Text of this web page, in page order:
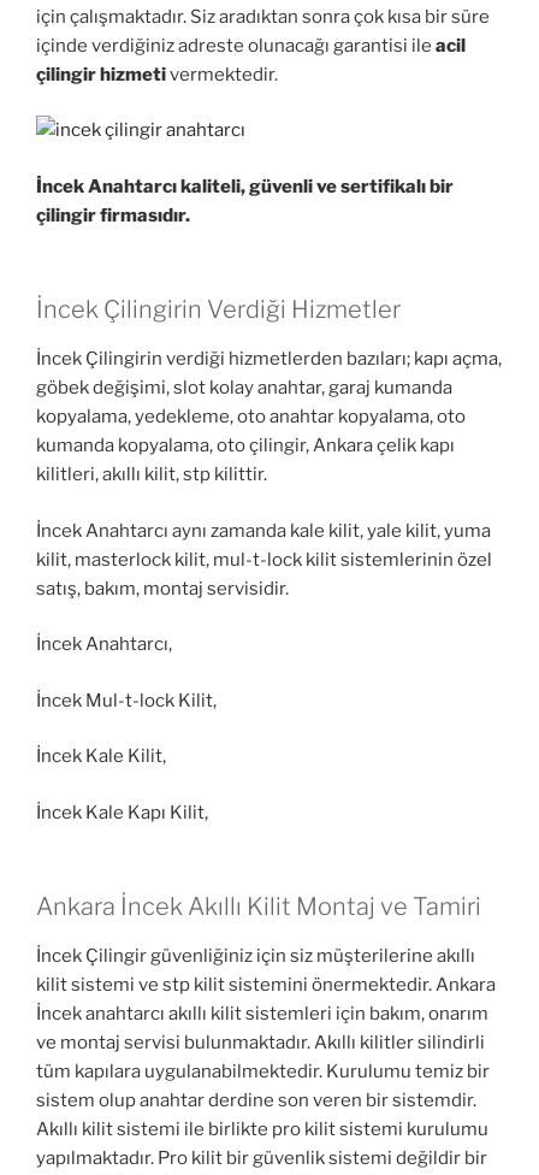
için çalışmaktadır. Siz aradıktan sonra çok kısa bir süre
içinde verdiğiniz adreste olunacağı garantisi ile acil
çilingir hizmetivermektedir.
İncek Anahtarcı kaliteli, güvenli ve sertifikalı bir
çilingir firmasıdır.
İncek Çilingirin Verdiği Hizmetler
İncek Çilingirin verdiği hizmetlerden bazıları; kapı açma,
göbek değişimi, slot kolay anahtar, garaj kumanda
kopyalama, yedekleme, oto anahtar kopyalama, oto
kumanda kopyalama, oto çilingir, Ankara çelik kapı
kilitleri, akıllı kilit, stp kilittir.
İncek Anahtarcı aynı zamanda kale kilit, yale kilit, yuma
kilit, masterlock kilit, mul-t-lock kilit sistemlerinin özel
satış, bakım, montaj servisidir.
İncek Anahtarcı,
İncek Mul-t-lock Kilit,
İncek Kale Kilit,
İncek Kale Kapı Kilit,
Ankara İncek Akıllı Kilit Montaj ve Tamiri
İncek Çilingir güvenliğiniz için siz müşterilerine akıllı
kilit sistemi ve stp kilit sistemini önermektedir. Ankara
İncek anahtarcı akıllı kilit sistemleri için bakım, onarım
ve montaj servisi bulunmaktadır. Akıllı kilitler silindirli
tüm kapılara uygulanabilmektedir. Kurulumu temiz bir
sistem olup anahtar derdine son veren bir sistemdir.
Akıllı kilit sistemi ile birlikte pro kilit sistemi kurulumu
yapılmaktadır. Pro kilit bir güvenlik sistemi değildir bir